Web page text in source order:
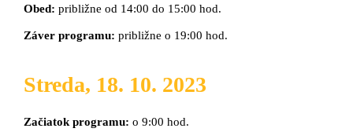
Obed: približne od 14:00 do 15:00 hod.
Záver programu: približne o 19:00 hod.
Streda, 18. 10. 2023
Začiatok programu: o 9:00 hod.